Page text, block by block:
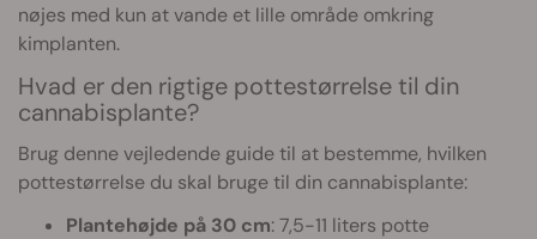
nøjes med kun at vande et lille område omkring
kimplanten.
Hvad er den rigtige pottestørrelse til din
cannabisplante?
Brug denne vejledende guide til at bestemme, hvilken
pottestørrelse du skal bruge til din cannabisplante:
Plantehøjde på 30 cm: 7,5-11 liters potte